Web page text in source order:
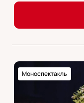
Моноспектакль